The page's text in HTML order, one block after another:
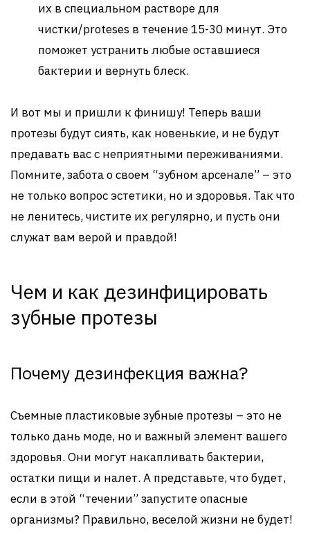
их в специальном растворе для
чистки/proteses в течение 15-30 минут. Это
поможет устранить любые оставшиеся
бактерии и вернуть блеск.
И вот мы и пришли к финишу! Теперь ваши
протезы будут сиять, как новенькие, и не будут
предавать вас с неприятными переживаниями.
Помните, забота о своем “зубном арсенале” – это
не только вопрос эстетики, но и здоровья. Так что
не ленитесь, чистите их регулярно, и пусть они
служат вам верой и правдой!
Чем и как дезинфицировать
зубные протезы
Почему дезинфекция важна?
Съемные пластиковые зубные протезы – это не
только дань моде, но и важный элемент вашего
здоровья. Они могут накапливать бактерии,
остатки пищи и налет. А представьте, что будет,
если в этой “течении” запустите опасные
организмы? Правильно, веселой жизни не будет!